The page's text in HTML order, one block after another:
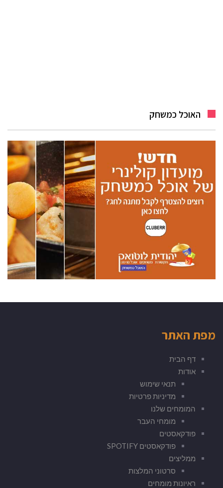
האוכל כמשחק
מפת האתר
דף הבית
אודות
תנאי שימוש
מדיניות פרטיות
המומחים שלנו
מומחי העבר
פודקאסטים
פודקאסטים SPOTIFY
ממליצים
סרטוני המלצות
ראיונות מומחים